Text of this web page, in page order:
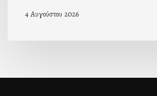
4 Αυγούστου 2026